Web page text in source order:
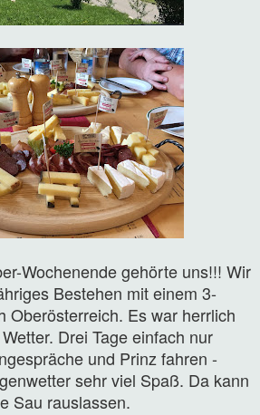
Wochenende gehörte uns!!! Wir
Bestehen mit einem 3-
Oberösterreich. Es war herrlich
Drei Tage einfach nur
und Prinz fahren -
sehr viel Spaß. Da kann
Sau rauslassen.